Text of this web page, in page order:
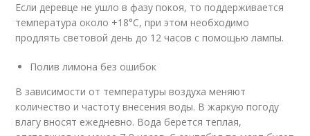
Если деревце не ушло в фазу покоя, то поддерживается
температура около +18°C, при этом необходимо
продлять световой день до 12 часов с помощью лампы.
Полив лимона без ошибок
В зависимости от температуры воздуха меняют
количество и частоту внесения воды. В жаркую погоду
влагу вносят ежедневно. Вода берется теплая,